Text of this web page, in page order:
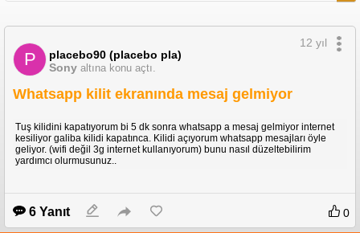
P
placebo90 (placebo pla)
Sony altına konu açtı.
12 yıl
Whatsapp kilit ekranında mesaj gelmiyor
Tuş kilidini kapatıyorum bi 5 dk sonra whatsapp a mesaj gelmiyor internet
kesiliyor galiba kilidi kapatınca. Kilidi açıyorum whatsapp mesajları öyle
geliyor. (wifi değil 3g internet kullanıyorum) bunu nasıl düzeltebilirim
yardımcı olurmusunuz..
6 Yanıt 0